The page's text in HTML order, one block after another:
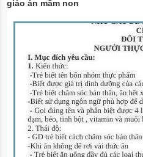
giáo án mầm non